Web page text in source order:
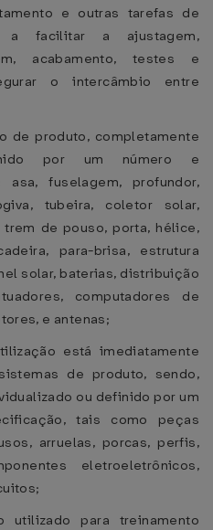
e outras tarefas de
a facilitar a ajustagem,
acabamento, testes e
o intercâmbio entre
de produto, completamente
por um número e
fuselagem, profundor,
tubeira, coletor solar,
trem de pouso, porta, hélice,
para-brisa, estrutura
solar, baterias, distribuição
computadores de
e antenas;
está imediatamente
de produto, sendo,
ou definido por um
tais como peças
arruelas, porcas, perfis,
eletroeletrônicos,
para treinamento